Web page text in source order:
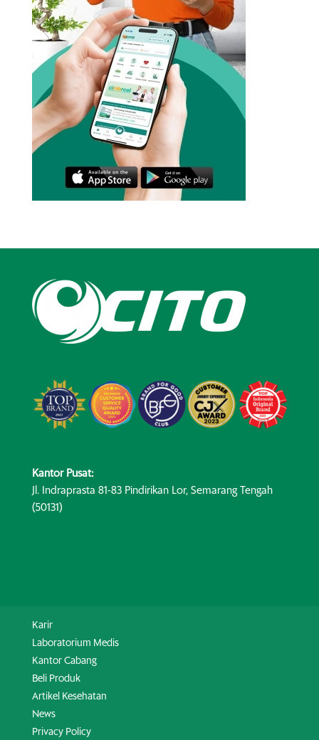
Kantor Pusat:
Jl. Indraprasta 81-83 Pindirikan Lor, Semarang Tengah
(50131)
Karir
Laboratorium Medis
Kantor Cabang
Beli Produk
Artikel Kesehatan
News
Privacy Policy